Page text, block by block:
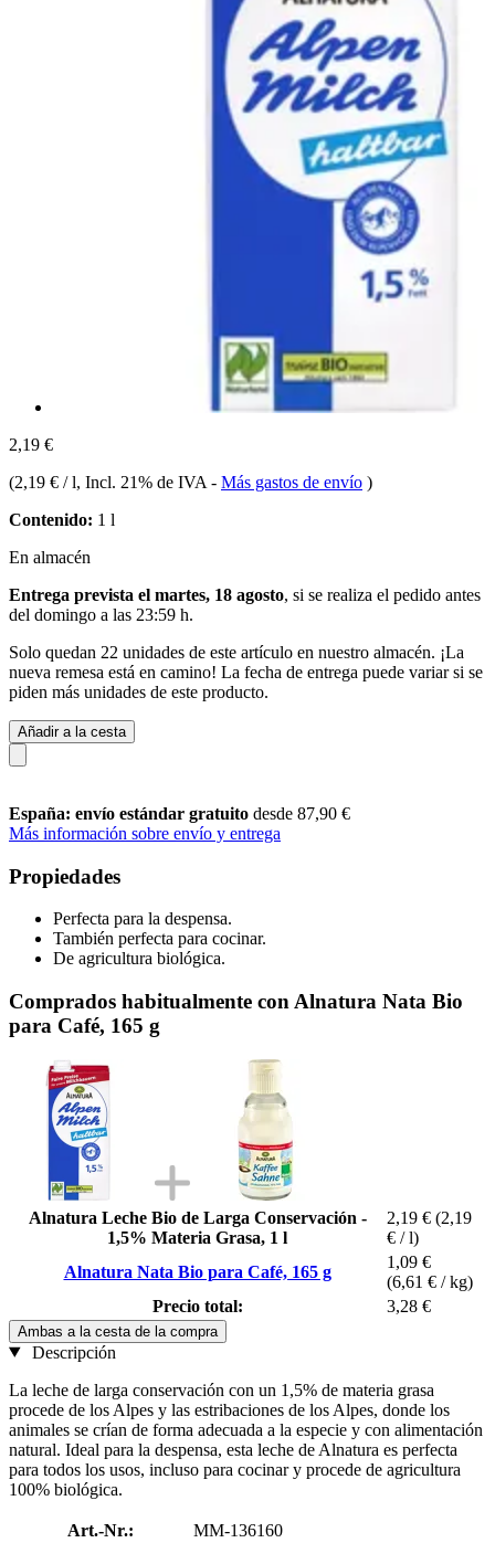
2,19 €
(2,19 € / l, Incl. 21% de IVA - Más gastos de envío )
Contenido: 1 l
En almacén
Entrega prevista el martes, 18 agosto, si se realiza el pedido antes
del domingo a las 23:59 h.
Solo quedan 22 unidades de este artículo en nuestro almacén. ¡La
nueva remesa está en camino! La fecha de entrega puede variar si se
piden más unidades de este producto.
Añadir a la cesta
España: envío estándar gratuito desde 87,90 €
Más información sobre envío y entrega
Propiedades
Perfecta para la despensa.
También perfecta para cocinar.
De agricultura biológica.
Comprados habitualmente con Alnatura Nata Bio
para Café, 165 g
Alnatura Leche Bio de Larga Conservación -
1,5% Materia Grasa, 1 l
2,19 € (2,19
€ / l)
Alnatura Nata Bio para Café, 165 g
1,09 €
(6,61 € / kg)
Precio total:
3,28 €
Ambas a la cesta de la compra
Descripción
La leche de larga conservación con un 1,5% de materia grasa
procede de los Alpes y las estribaciones de los Alpes, donde los
animales se crían de forma adecuada a la especie y con alimentación
natural. Ideal para la despensa, esta leche de Alnatura es perfecta
para todos los usos, incluso para cocinar y procede de agricultura
100% biológica.
Art.-Nr.:
MM-136160